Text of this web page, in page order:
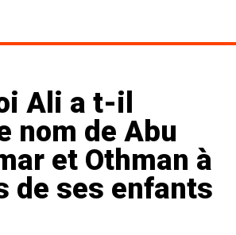
Ali a t-il
nom de Abu
et Othman à
de ses enfants